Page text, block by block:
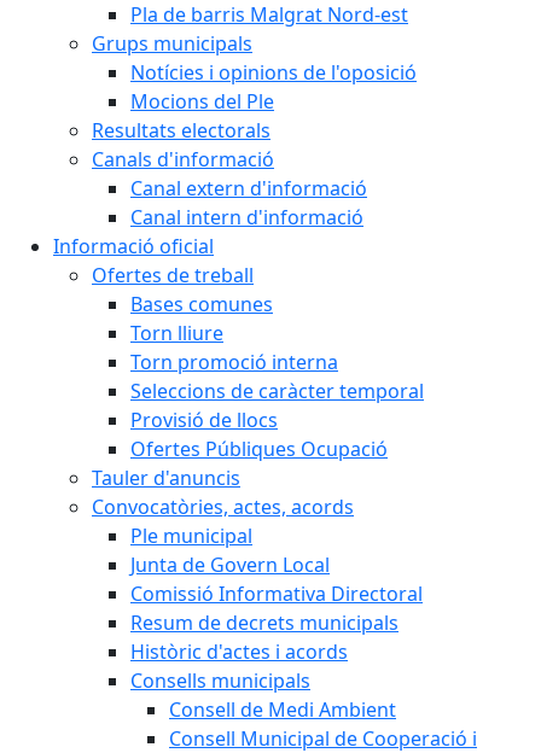
Pla de barris Malgrat Nord-est
Grups municipals
Notícies i opinions de l'oposició
Mocions del Ple
Resultats electorals
Canals d'informació
Canal extern d'informació
Canal intern d'informació
Informació oficial
Ofertes de treball
Bases comunes
Torn lliure
Torn promoció interna
Seleccions de caràcter temporal
Provisió de llocs
Ofertes Públiques Ocupació
Tauler d'anuncis
Convocatòries, actes, acords
Ple municipal
Junta de Govern Local
Comissió Informativa Directoral
Resum de decrets municipals
Històric d'actes i acords
Consells municipals
Consell de Medi Ambient
Consell Municipal de Cooperació i